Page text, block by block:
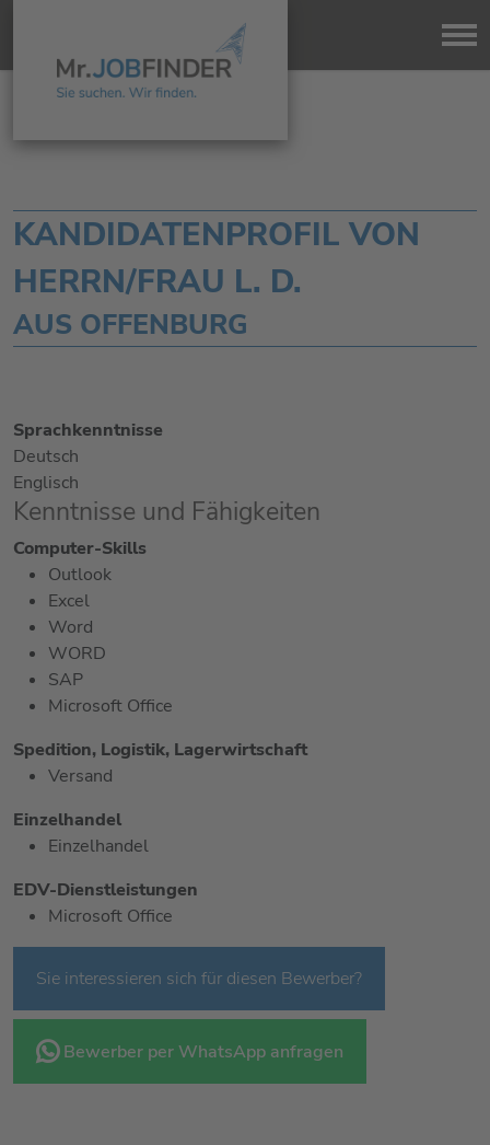
KANDIDATENPROFIL VON
HERRN/FRAU L. D.
AUS OFFENBURG
Sprachkenntnisse
Deutsch
Englisch
Kenntnisse und Fähigkeiten
Computer-Skills
Outlook
Excel
Word
WORD
SAP
Microsoft Office
Spedition, Logistik, Lagerwirtschaft
Versand
Einzelhandel
Einzelhandel
EDV-Dienstleistungen
Microsoft Office
Sie interessieren sich für diesen Bewerber?
Bewerber per WhatsApp anfragen